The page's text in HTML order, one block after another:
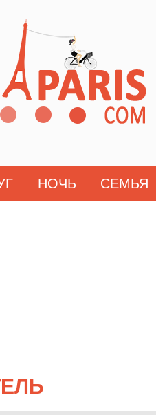
НОЧЬ СЕМЬЯ